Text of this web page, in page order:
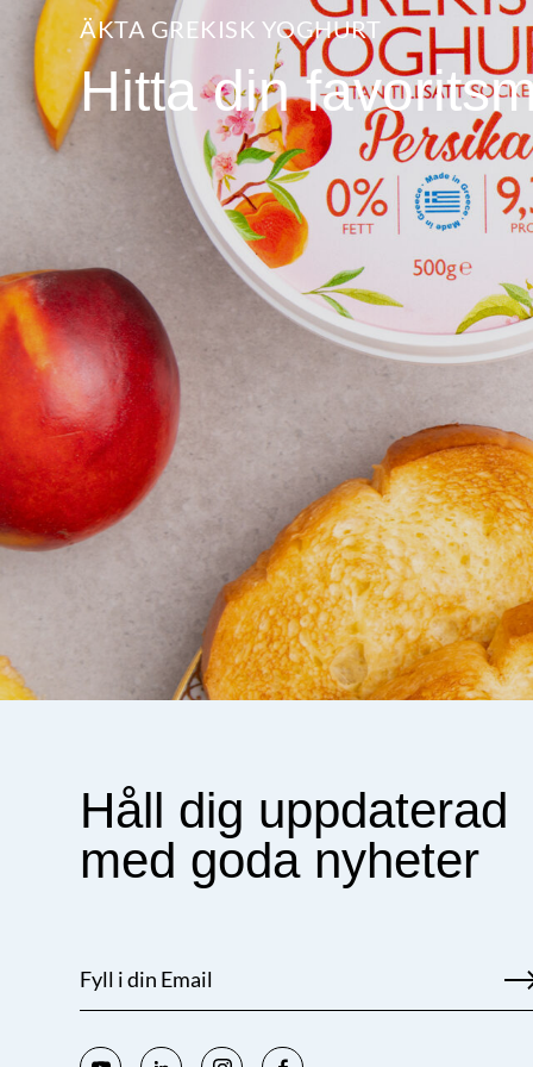
ÄKTA GREKISK YOGHURT
Hitta din
Håll dig uppdaterad
med goda nyheter